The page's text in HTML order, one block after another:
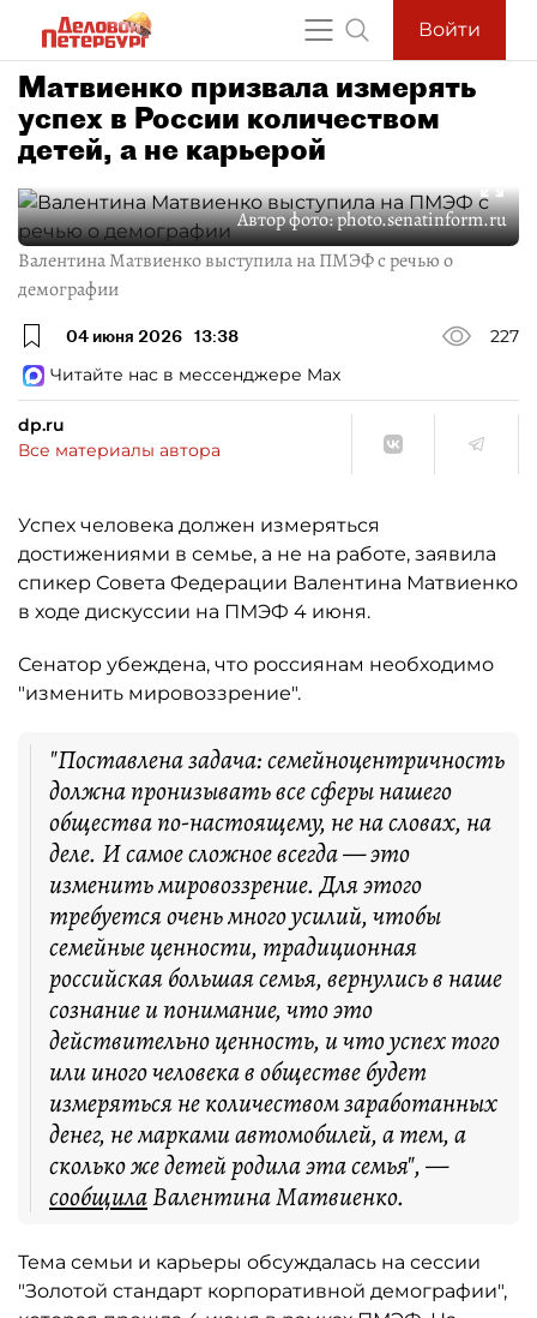
Войти
Матвиенко призвала измерять
успех в России количеством
детей, а не карьерой
Автор фото:photo.senatinform.ru
Валентина Матвиенко выступила на ПМЭФ с речью о
демографии
04 июня 2026 13:38
227
Читайте нас в мессенджере Max
dp.ru
Все материалы автора
Успех человека должен измеряться
достижениями в семье, а не на работе, заявила
спикер Совета Федерации Валентина Матвиенко
в ходе дискуссии на ПМЭФ 4 июня.
Сенатор убеждена, что россиянам необходимо
"изменить мировоззрение".
"Поставлена задача: семейноцентричность
должна пронизывать все сферы нашего
общества по-настоящему, не на словах, на
деле. И самое сложное всегда — это
изменить мировоззрение. Для этого
требуется очень много усилий, чтобы
семейные ценности, традиционная
российская большая семья, вернулись в наше
сознание и понимание, что это
действительно ценность, и что успех того
или иного человека в обществе будет
измеряться не количеством заработанных
денег, не марками автомобилей, а тем, а
сколько же детей родила эта семья", —
сообщилаВалентина Матвиенко.
Тема семьи и карьеры обсуждалась на сессии
"Золотой стандарт корпоративной демографии",